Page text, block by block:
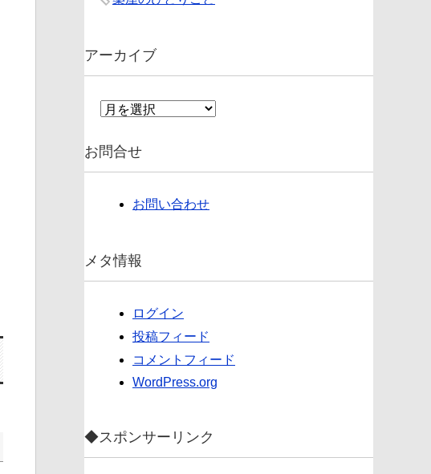
アーカイブ
ア
イ
ブ
お問合せ
お問い合わせ
メタ情報
ログイン
投稿フィード
コメントフィード
WordPress.org
◆スポンサーリンク